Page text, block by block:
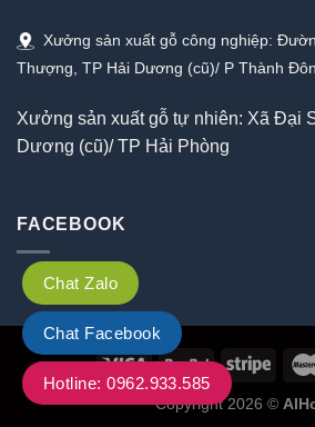
Xưởng sản xuất gỗ công nghiệp:
Thượng, TP Hải Dương (cũ)/ P Thành
Xưởng sản xuất gỗ tự nhiên: Xã Đại
Dương (cũ)/ TP Hải Phòng
FACEBOOK
Copyright 2026 ©
Chat Zalo
Chat Facebook
Hotline: 0962.933.585